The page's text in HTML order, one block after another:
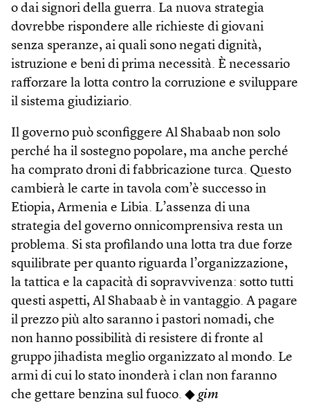
o dai signori della guerra. La nuova strategia
dovrebbe rispondere alle richieste di giovani
senza speranze, ai quali sono negati dignità,
istruzione e beni di prima necessità. È necessario
rafforzare la lotta contro la corruzione e sviluppare
il sistema giudiziario.
Il governo può sconfiggere Al Shabaab non solo
perché ha il sostegno popolare, ma anche perché
ha comprato droni di fabbricazione turca. Questo
cambierà le carte in tavola com’è successo in
Etiopia, Armenia e Libia. L’assenza di una
strategia del governo onnicomprensiva resta un
problema. Si sta profilando una lotta tra due forze
squilibrate per quanto riguarda l’organizzazione,
la tattica e la capacità di sopravvivenza: sotto tutti
questi aspetti, Al Shabaab è in vantaggio. A pagare
il prezzo più alto saranno i pastori nomadi, che
non hanno possibilità di resistere di fronte al
gruppo jihadista meglio organizzato al mondo. Le
armi di cui lo stato inonderà i clan non faranno
che gettare benzina sul fuoco. ◆ gim